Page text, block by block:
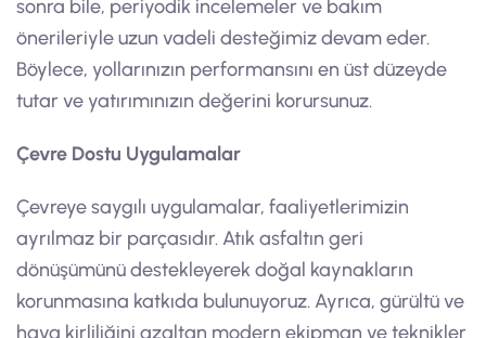
sonra bile, periyodik incelemeler ve bakım
önerileriyle uzun vadeli desteğimiz devam eder.
Böylece, yollarınızın performansını en üst düzeyde
tutar ve yatırımınızın değerini korursunuz.
Çevre Dostu Uygulamalar
Çevreye saygılı uygulamalar, faaliyetlerimizin
ayrılmaz bir parçasıdır. Atık asfaltın geri
dönüşümünü destekleyerek doğal kaynakların
korunmasına katkıda bulunuyoruz. Ayrıca, gürültü ve
hava kirliliğini azaltan modern ekipman ve teknikler